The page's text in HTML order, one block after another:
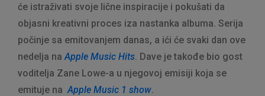
će istraživati svoje lične inspiracije i pokušati da
objasni kreativni proces iza nastanka albuma. Serija
počinje sa emitovanjem danas, a ići će svaki dan ove
nedelja na Apple Music Hits. Dave je takođe bio gost
voditelja Zane Lowe-a u njegovoj emisiji koja se
emituje na Apple Music 1 show.